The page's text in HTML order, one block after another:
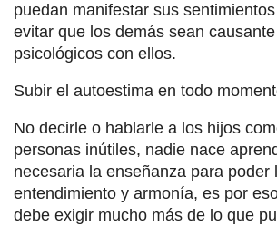
puedan manifestar sus
evitar que los demás sean
psicológicos con ellos.
Subir el autoestima en todo
No decirle o hablarle a los hijos
personas inútiles, nadie nace
necesaria la enseñanza para poder
entendimiento y armonía, es por
debe exigir mucho más de lo que